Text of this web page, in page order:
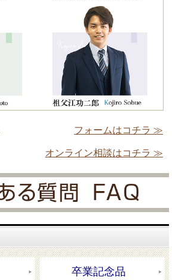
フォームはコチラ ≫
オンライン相談はコチラ ≫
卒業記念品